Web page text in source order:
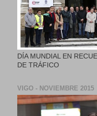
DÍA MUNDIAL EN
DE TRÁFICO
VIGO - NOVIEMBRE 2015